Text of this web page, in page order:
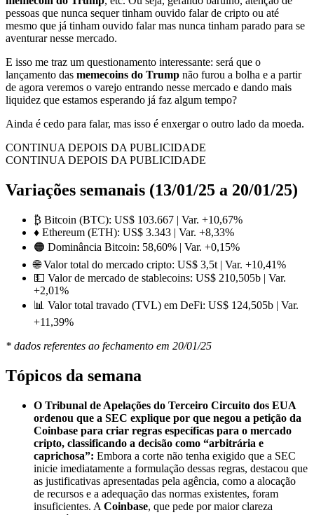
pessoas que nunca sequer tinham ouvido falar de cripto ou até
mesmo que já tinham ouvido falar mas nunca tinham parado para se
aventurar nesse mercado.
E isso me traz um questionamento interessante: será que o
lançamento das memecoins do Trump não furou a bolha e a partir
de agora veremos o varejo entrando nesse mercado e dando mais
liquidez que estamos esperando já faz algum tempo?
Ainda é cedo para falar, mas isso é enxergar o outro lado da moeda.
CONTINUA DEPOIS DA PUBLICIDADE
CONTINUA DEPOIS DA PUBLICIDADE
Variações semanais (13/01/25 a 20/01/25)
₿ Bitcoin (BTC): US$ 103.667 | Var. +10,67%
♦ Ethereum (ETH): US$ 3.343 | Var. +8,33%
🟠 Dominância Bitcoin: 58,60% | Var. +0,15%
🌐 Valor total do mercado cripto: US$ 3,5t | Var. +10,41%
💵 Valor de mercado de stablecoins: US$ 210,505b | Var.
+2,01%
📊 Valor total travado (TVL) em DeFi: US$ 124,505b | Var.
+11,39%
* dados referentes ao fechamento em 20/01/25
Tópicos da semana
O Tribunal de Apelações do Terceiro Circuito dos EUA
ordenou que a SEC explique por que negou a petição da
Coinbase para criar regras específicas para o mercado
cripto, classificando a decisão como “arbitrária e
caprichosa”: Embora a corte não tenha exigido que a SEC
inicie imediatamente a formulação dessas regras, destacou que
as justificativas apresentadas pela agência, como a alocação
de recursos e a adequação das normas existentes, foram
insuficientes. A Coinbase, que pede por maior clareza